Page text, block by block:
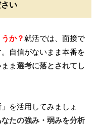
い
か？就活では、面接で
自信がないまま本番を
ま選考に落とされてし
を活用してみましょ
たの強み・弱みを分析